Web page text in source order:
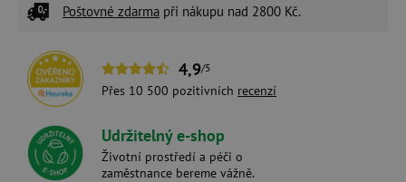
Poštovné zdarma při nákupu nad 2800 Kč.
4,9/5
Přes 10 500 pozitivních recenzí
Udržitelný e-shop
Životní prostředí a péči o
zaměstnance bereme vážně.